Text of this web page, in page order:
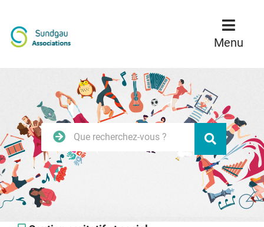
Menu
Rechercher
sur
le
site
Valider